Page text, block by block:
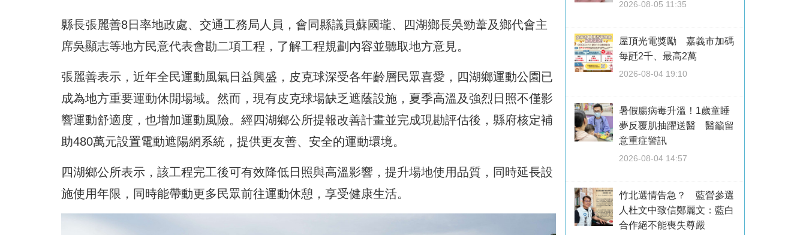
縣長張麗善8日率地政處、交通工務局人員，會同縣議員蘇國瓏、四湖鄉長吳勁葦及鄉代會主
席吳顯志等地方民意代表會勘二項工程，了解工程規劃內容並聽取地方意見。
張麗善表示，近年全民運動風氣日益興盛，皮克球深受各年齡層民眾喜愛，四湖鄉運動公園已
成為地方重要運動休閒場域。然而，現有皮克球場缺乏遮蔭設施，夏季高溫及強烈日照不僅影
響運動舒適度，也增加運動風險。經四湖鄉公所提報改善計畫並完成現勘評估後，縣府核定補
助480萬元設置電動遮陽網系統，提供更友善、安全的運動環境。
四湖鄉公所表示，該工程完工後可有效降低日照與高溫影響，提升場地使用品質，同時延長設
施使用年限，同時能帶動更多民眾前往運動休憩，享受健康生活。
2026-08-05 11:35
屋頂光電獎勵 嘉義市加碼
每瓩2千、最高2萬
2026-08-04 19:10
暑假腸病毒升溫！1歲童睡
夢反覆肌抽躍送醫 醫籲留
意重症警訊
2026-08-04 14:57
竹北選情告急？ 藍營參選
人杜文中致信鄭麗文：藍白
合作絕不能喪失尊嚴